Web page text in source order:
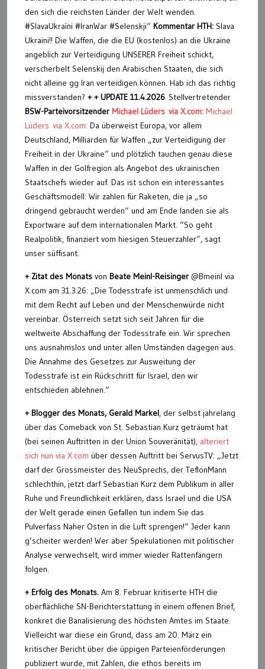
den sich die reichsten Länder der Welt wenden.
#SlavaUkraïni #IranWar‌ #Selenskji“ Kommentar HTH: Slava
Ukraini!! Die Waffen, die die EU (kostenlos) an die Ukraine
angeblich zur Verteidigung UNSERER Freiheit schickt,
verscherbelt Selenskij den Arabischen Staaten, die sich
nicht alleine gg Iran verteidigen können. Hab ich das richtig
missverstanden? + + UPDATE 11.4.2026 Stellvertretender
BSW-Parteivorsitzender Michael Lüders via X.com: Michael
Lüders via X.com: Da überweist Europa, vor allem
Deutschland, Milliarden für Waffen „zur Verteidigung der
Freiheit in der Ukraine“ und plötzlich tauchen genau diese
Waffen in der Golfregion als Angebot des ukrainischen
Staatschefs wieder auf. Das ist schon ein interessantes
Geschäftsmodell: Wir zahlen für Raketen, die ja „so
dringend gebraucht werden“ und am Ende landen sie als
Exportware auf dem internationalen Markt. “So geht
Realpolitik, finanziert vom hiesigen Steuerzahler”, sagt
unser süffisant.
+ Zitat des Monats von Beate Meinl-Reisinger @Bmeinl via
X.com am 31.3.26: „Die Todesstrafe ist unmenschlich und
mit dem Recht auf Leben und der Menschenwürde nicht
vereinbar. Österreich setzt sich seit Jahren für die
weltweite Abschaffung der Todesstrafe ein. Wir sprechen
uns ausnahmslos und unter allen Umständen dagegen aus.
Die Annahme des Gesetzes zur Ausweitung der
Todesstrafe ist ein Rückschritt für Israel, den wir
entschieden ablehnen.“
+ Blogger des Monats, Gerald Markel, der selbst jahrelang
über das Comeback von St. Sebastian Kurz geträumt hat
(bei seinen Auftritten in der Union Souveränität), alteriert
sich nun via X.com über dessen Auftritt bei ServusTV: „Jetzt
darf der Grossmeister des NeuSprechs, der TeflonMann
schlechthin, jetzt darf Sebastian Kurz dem Publikum in aller
Ruhe und Freundlichkeit erklären, dass Israel und die USA
der Welt gerade einen Gefallen tun indem Sie das
Pulverfass Naher Osten in die Luft sprengen!“ Jeder kann
g’scheiter werden! Wer aber Spekulationen mit politischer
Analyse verwechselt, wird immer wieder Rattenfängern
folgen.
+ Erfolg des Monats. Am 8. Februar kritiserte HTH die
oberflächliche SN-Berichterstattung in einem offenen Brief,
konkret die Banalisierung des höchsten Amtes im Staate.
Vielleicht war diese ein Grund, dass am 20. März ein
kritischer Bericht über die üppigen Parteienförderungen
publiziert wurde, mit Zahlen, die ethos bereits im